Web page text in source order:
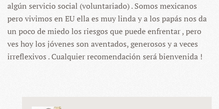
algún servicio social (voluntariado) . Somos mexicanos
pero vivimos en EU ella es muy linda y a los papás nos da
un poco de miedo los riesgos que puede enfrentar , pero
ves hoy los jóvenes son aventados, generosos y a veces
irreflexivos . Cualquier recomendación será bienvenida !